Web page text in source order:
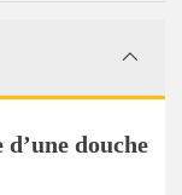
douche